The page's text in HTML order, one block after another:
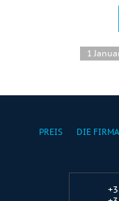
1
PREIS DIE FIRMA